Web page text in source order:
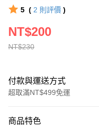
5 ( 2 則評價 )
NT$230
NT$200
付款與運送方式
超取滿NT$499免運
信用卡一次付款
商品特色